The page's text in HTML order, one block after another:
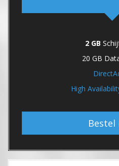
2 GB
20 GB
High
Bestel